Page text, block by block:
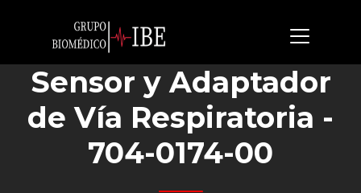
Sensor y Adaptador
de Vía Respiratoria -
704-0174-00